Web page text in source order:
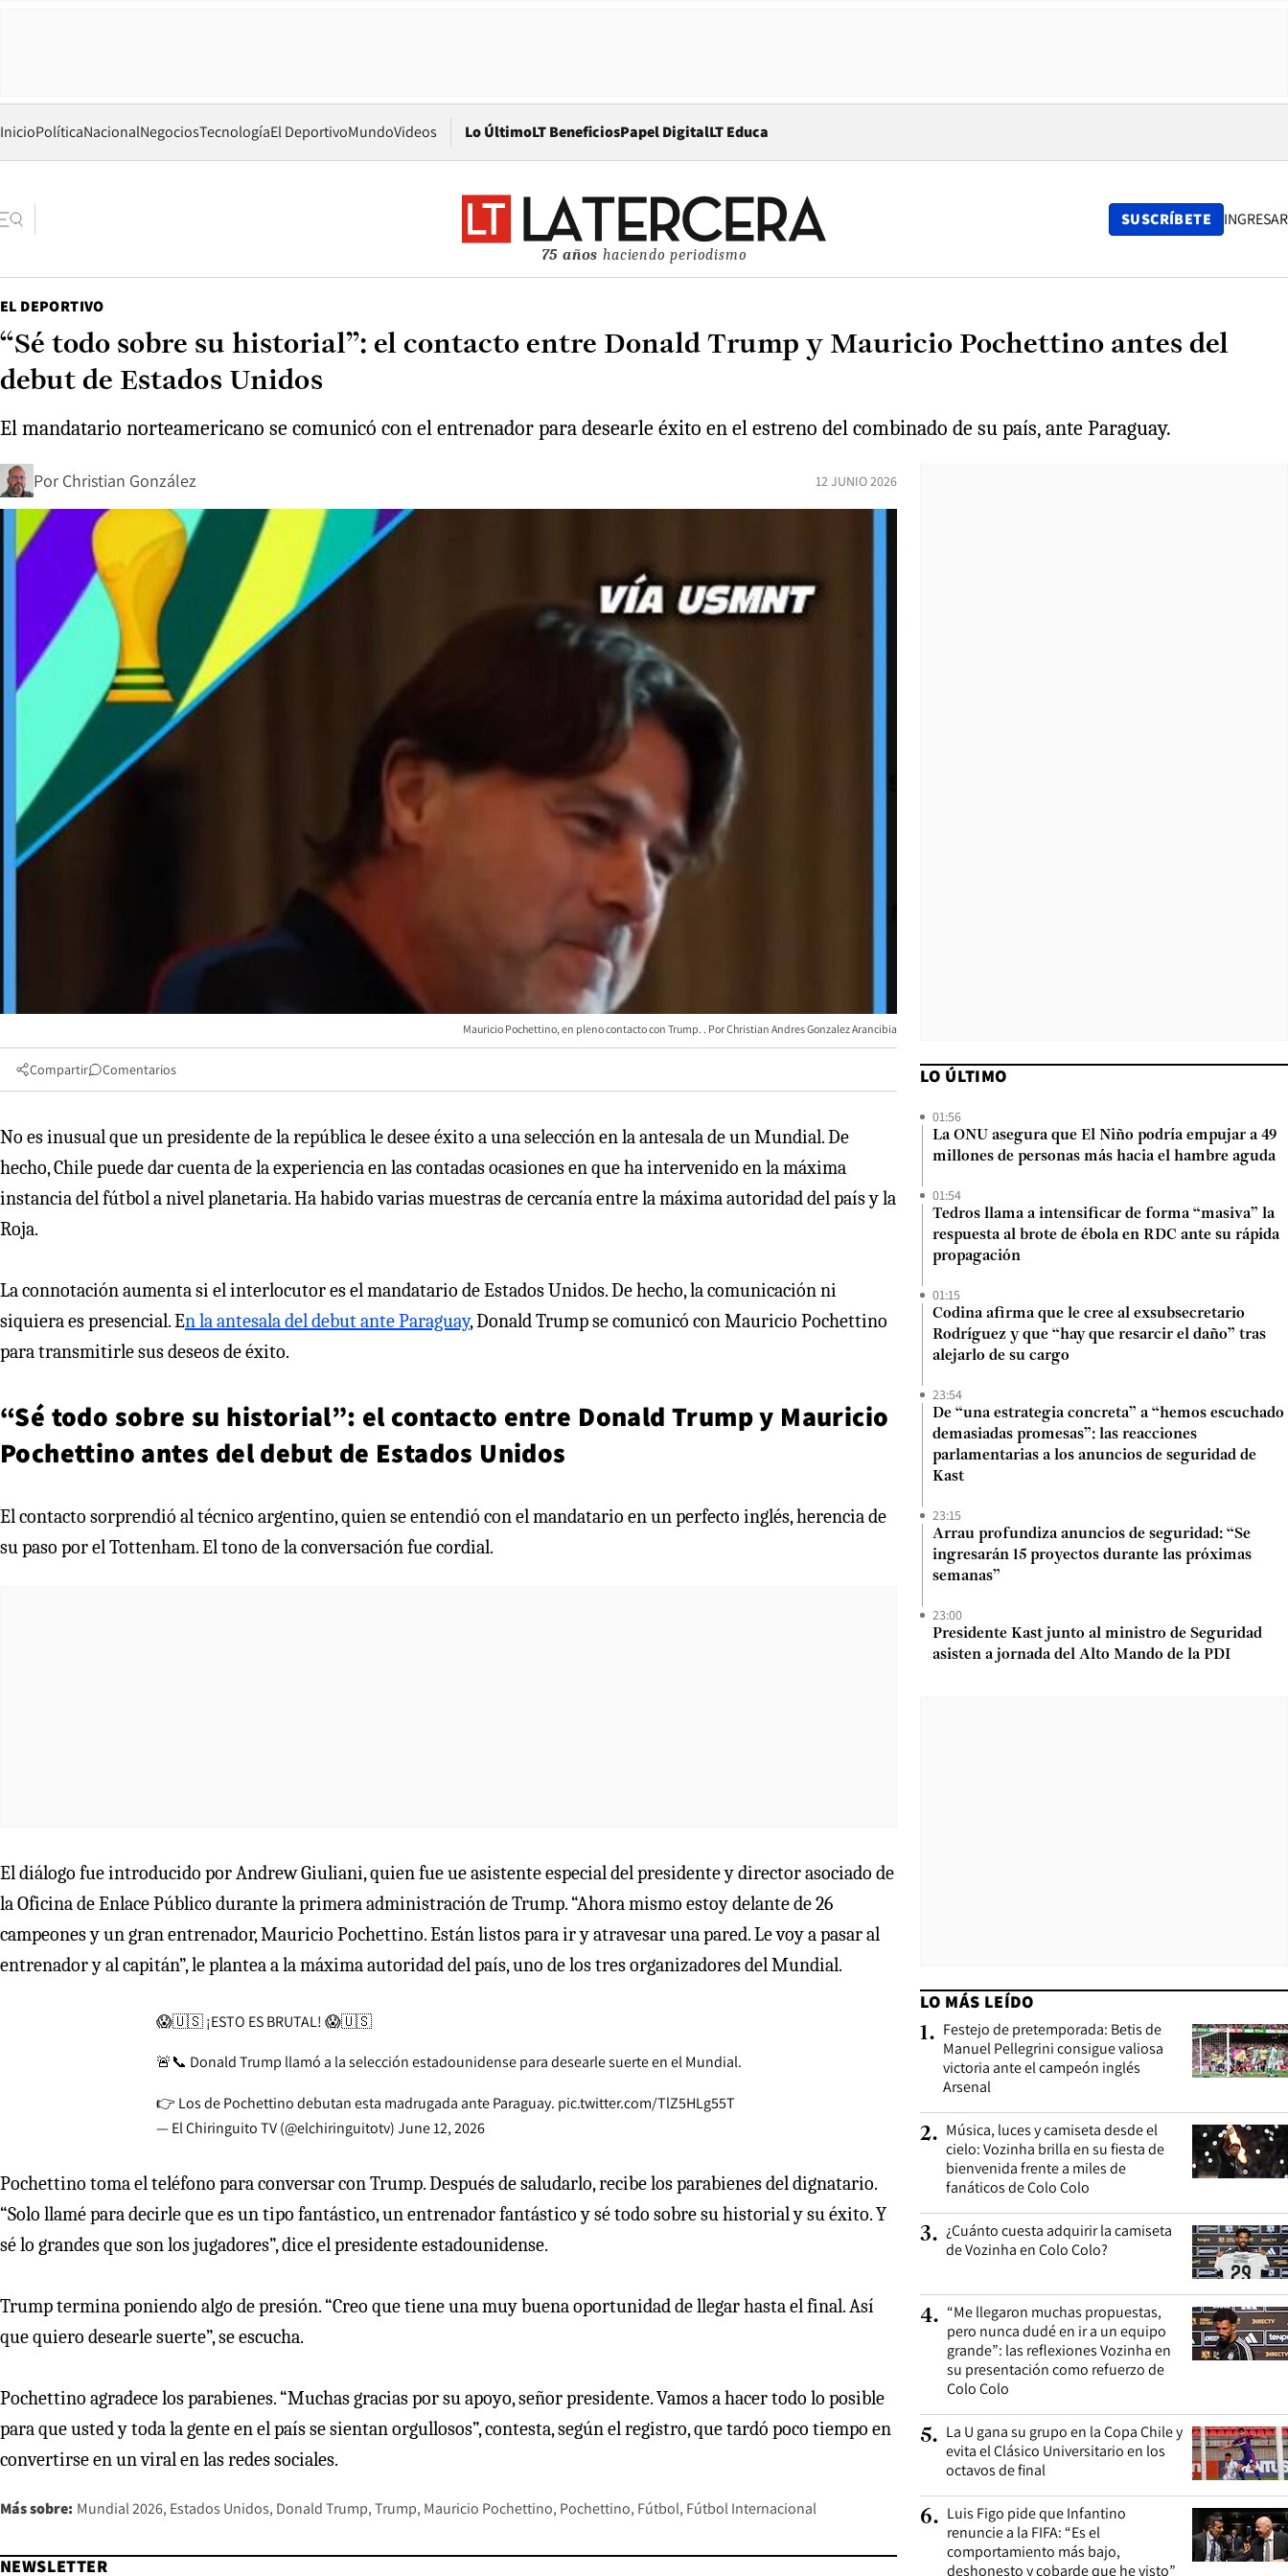
InicioPolíticaNacionalNegociosTecnologíaEl DeportivoMundoVideos Lo ÚltimoLT BeneficiosPapel DigitalOpens in new window
LT Educa
75 años haciendo periodismo
SUSCRÍBETE INGRESAR
EL DEPORTIVO
“Sé todo sobre su historial”: el contacto entre Donald Trump y Mauricio Pochettino antes del
debut de Estados Unidos
El mandatario norteamericano se comunicó con el entrenador para desearle éxito en el estreno del combinado de su país, ante Paraguay.
Por Christian González 12 JUNIO 2026
Mauricio Pochettino, en pleno contacto con Trump. Christian Andres Gonzalez Arancibia
Compartir Comentarios
No es inusual que un presidente de la república le desee éxito a una selección en la antesala de un Mundial. De
hecho, Chile puede dar cuenta de la experiencia en las contadas ocasiones en que ha intervenido en la máxima
instancia del fútbol a nivel planetaria. Ha habido varias muestras de cercanía entre la máxima autoridad del país y la
Roja.
La connotación aumenta si el interlocutor es el mandatario de Estados Unidos. De hecho, la comunicación ni
siquiera es presencial. En la antesala del debut ante Paraguay, Donald Trump se comunicó con Mauricio Pochettino
para transmitirle sus deseos de éxito.
“Sé todo sobre su historial”: el contacto entre Donald Trump y Mauricio
Pochettino antes del debut de Estados Unidos
El contacto sorprendió al técnico argentino, quien se entendió con el mandatario en un perfecto inglés, herencia de
su paso por el Tottenham. El tono de la conversación fue cordial.
El diálogo fue introducido por Andrew Giuliani, quien fue ue asistente especial del presidente y director asociado de
la Oficina de Enlace Público durante la primera administración de Trump. “Ahora mismo estoy delante de 26
campeones y un gran entrenador, Mauricio Pochettino. Están listos para ir y atravesar una pared. Le voy a pasar al
entrenador y al capitán”, le plantea a la máxima autoridad del país, uno de los tres organizadores del Mundial.
😱🇺🇸 ¡ESTO ES BRUTAL! 😱🇺🇸
🚨📞 Donald Trump llamó a la selección estadounidense para desearle suerte en el Mundial.
👉 Los de Pochettino debutan esta madrugada ante Paraguay. pic.twitter.com/TlZ5HLg55T
— El Chiringuito TV (@elchiringuitotv)June 12, 2026
Pochettino toma el teléfono para conversar con Trump. Después de saludarlo, recibe los parabienes del dignatario.
“Solo llamé para decirle que es un tipo fantástico, un entrenador fantástico y sé todo sobre su historial y su éxito. Y
sé lo grandes que son los jugadores”, dice el presidente estadounidense.
Trump termina poniendo algo de presión. “Creo que tiene una muy buena oportunidad de llegar hasta el final. Así
que quiero desearle suerte”, se escucha.
Pochettino agradece los parabienes. “Muchas gracias por su apoyo, señor presidente. Vamos a hacer todo lo posible
para que usted y toda la gente en el país se sientan orgullosos”, contesta, según el registro, que tardó poco tiempo en
convertirse en un viral en las redes sociales.
Más sobre: Mundial 2026 Estados Unidos Donald Trump Trump Mauricio Pochettino Pochettino Fútbol Fútbol Internacional
NEWSLETTER
LO ÚLTIMO
01:56
La ONU asegura que El Niño podría empujar a 49
millones de personas más hacia el hambre aguda
01:54
Tedros llama a intensificar de forma “masiva” la
respuesta al brote de ébola en RDC ante su rápida
propagación
01:15
Codina afirma que le cree al exsubsecretario
Rodríguez y que “hay que resarcir el daño” tras
alejarlo de su cargo
23:54
De “una estrategia concreta” a “hemos escuchado
demasiadas promesas”: las reacciones
parlamentarias a los anuncios de seguridad de
Kast
23:15
Arrau profundiza anuncios de seguridad: “Se
ingresarán 15 proyectos durante las próximas
semanas”
23:00
Presidente Kast junto al ministro de Seguridad
asisten a jornada del Alto Mando de la PDI
LO MÁS LEÍDO
1. Festejo de pretemporada: Betis de
Manuel Pellegrini consigue valiosa
victoria ante el campeón inglés
Arsenal
2. Música, luces y camiseta desde el
cielo: Vozinha brilla en su fiesta de
bienvenida frente a miles de
fanáticos de Colo Colo
3. ¿Cuánto cuesta adquirir la camiseta
de Vozinha en Colo Colo?
4. “Me llegaron muchas propuestas,
pero nunca dudé en ir a un equipo
grande”: las reflexiones Vozinha en
su presentación como refuerzo de
Colo Colo
5. La U gana su grupo en la Copa Chile y
evita el Clásico Universitario en los
octavos de final
6. Luis Figo pide que Infantino
renuncie a la FIFA: “Es el
comportamiento más bajo,
deshonesto y cobarde que he visto”